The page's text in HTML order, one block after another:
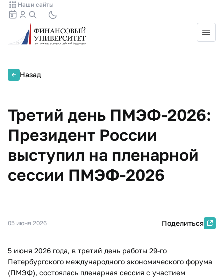
Наши сайты
Назад
Третий день ПМЭФ-2026:
Президент России
выступил на пленарной
сессии ПМЭФ-2026
05 июня 2026 Поделиться
5 июня 2026 года, в третий день работы 29-го
Петербургского международного экономического форума
(ПМЭФ), состоялась пленарная сессия с участием